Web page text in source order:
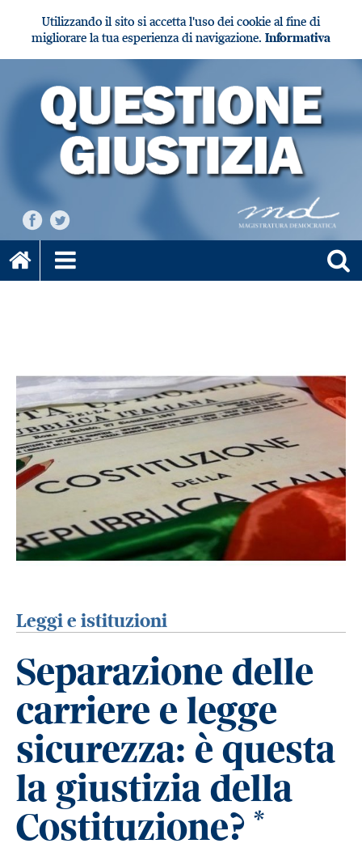
Utilizzando il sito si accetta l'uso dei cookie al fine di
migliorare la tua esperienza di navigazione. Informativa
Leggi e istituzioni
Separazione delle
carriere e legge
sicurezza: è questa
la giustizia della
Costituzione? *